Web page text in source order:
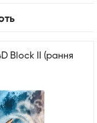
Block II (рання